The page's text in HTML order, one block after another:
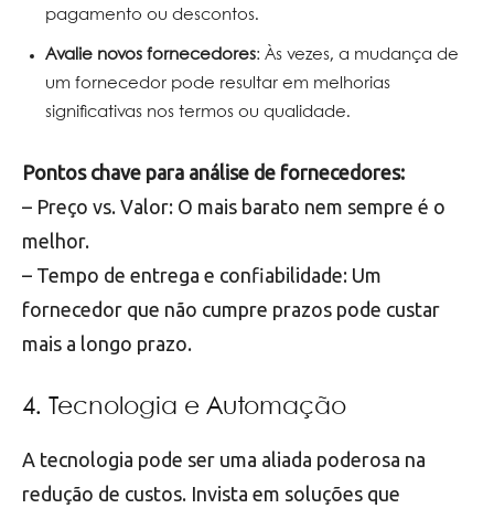
pagamento ou descontos.
Avalie novos fornecedores: Às vezes, a mudança de
um fornecedor pode resultar em melhorias
significativas nos termos ou qualidade.
Pontos chave para análise de fornecedores:
– Preço vs. Valor: O mais barato nem sempre é o
melhor.
– Tempo de entrega e confiabilidade: Um
fornecedor que não cumpre prazos pode custar
mais a longo prazo.
4. Tecnologia e Automação
A tecnologia pode ser uma aliada poderosa na
redução de custos. Invista em soluções que